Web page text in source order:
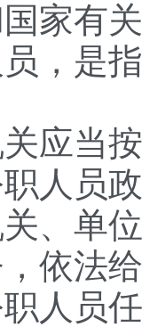
家有
，是
应当
人员
、单
依法
人员